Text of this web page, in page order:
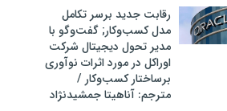
رقابت جدید برسر تکامل
مدل کسب‌و‌کار; گفت‌وگو با
مدیر تحول دیجیتال شرکت
اوراکل در مورد اثرات نوآوری
برساختار کسب‌وکار /
مترجم: آناهیتا جمشیدنژاد